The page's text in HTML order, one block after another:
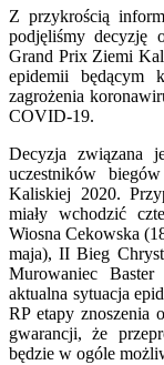
Z przykrością
podjęliśmy decyzję
Grand Prix Ziemi
epidemii będącym
zagrożenia
COVID-19.
Decyzja związana
uczestników
Kaliskiej 2020.
miały wchodzić
Wiosna Cekowska
maja), II Bieg
Murowaniec
aktualna sytuacja
RP etapy znoszenia
gwarancji, że
będzie w ogóle